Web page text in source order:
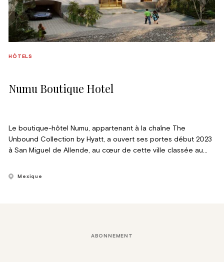
Numu Boutique Hotel
HÔTELS
Le boutique-hôtel Numu, appartenant à la chaîne The
Unbound Collection by Hyatt, a ouvert ses portes début 2023
à San Miguel de Allende, au cœur de cette ville classée au
Mexique
ABONNEMENT